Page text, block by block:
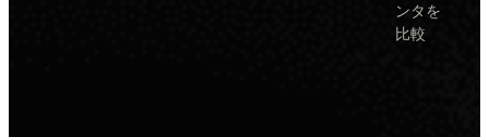
ンタを
比較